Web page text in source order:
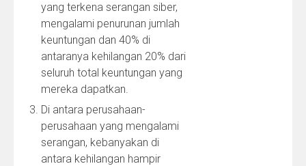
yang terkena serangan siber,
mengalami penurunan jumlah
keuntungan dan 40% di
antaranya kehilangan 20% dari
seluruh total keuntungan yang
mereka dapatkan.
Di antara perusahaan-
perusahaan yang mengalami
serangan, kebanyakan di
antara kehilangan hampir